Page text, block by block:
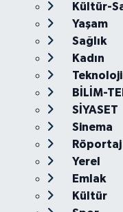
Kültür-
Yaşam
Sağlık
Kadın
Teknoloji
BİLİM-
SİYASET
Sinema
Röportaj
Yerel
Emlak
Kültür